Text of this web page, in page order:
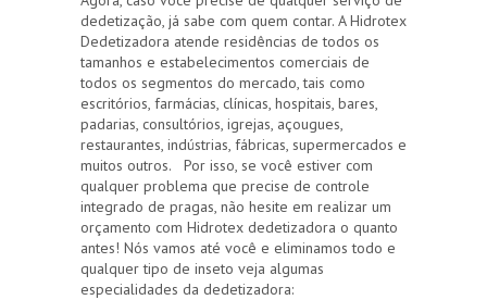
dedetização, já sabe com quem contar. A Hidrotex
Dedetizadora atende residências de todos os
tamanhos e estabelecimentos comerciais de
todos os segmentos do mercado, tais como
escritórios, farmácias, clínicas, hospitais, bares,
padarias, consultórios, igrejas, açougues,
restaurantes, indústrias, fábricas, supermercados e
muitos outros. Por isso, se você estiver com
qualquer problema que precise de controle
integrado de pragas, não hesite em realizar um
orçamento com Hidrotex dedetizadora o quanto
antes! Nós vamos até você e eliminamos todo e
qualquer tipo de inseto veja algumas
especialidades da dedetizadora: